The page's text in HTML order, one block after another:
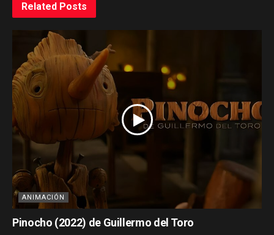
Related Posts
ANIMACIÓN
Pinocho (2022) de Guillermo del Toro